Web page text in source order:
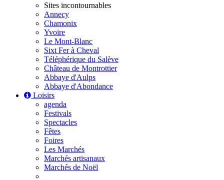
Sites incontournables
Annecy
Chamonix
Yvoire
Le Mont-Blanc
Sixt Fer à Cheval
Téléphérique du Salève
Château de Montrottier
Abbaye d'Aulps
Abbaye d'Abondance
Loisirs
agenda
Festivals
Spectacles
Fêtes
Foires
Les Marchés
Marchés artisanaux
Marchés de Noël